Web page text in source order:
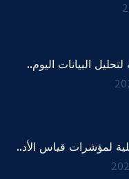
لمؤشرات قياس الأد..